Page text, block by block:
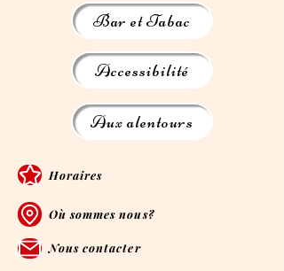
Bar et Tabac
Accessibilité
Aux alentours
Nous contacter
Où sommes nous?
Horaires